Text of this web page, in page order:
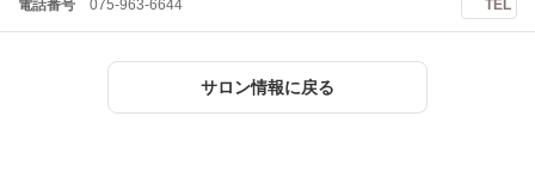
電話番号 075-963-6644 TEL
サロン情報に戻る